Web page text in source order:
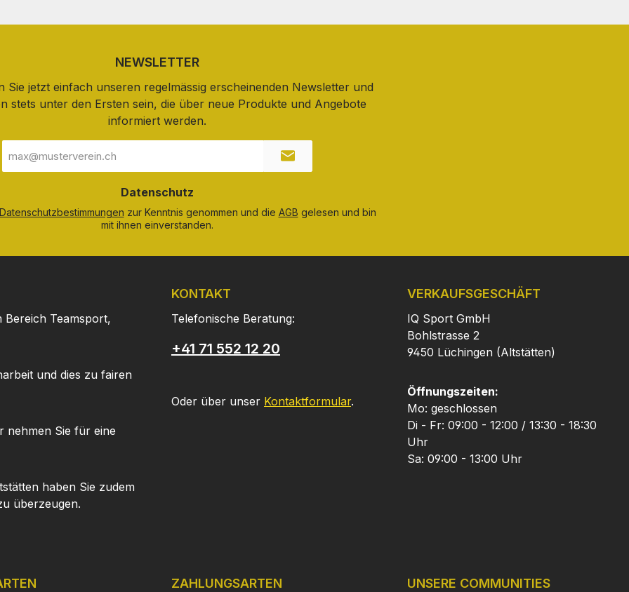
NEWSLETTER
Sie jetzt einfach unseren regelmässig erscheinenden Newsletter und
stets unter den Ersten sein, die über neue Produkte und Angebote
informiert werden.
Mail-
Adresse
Datenschutz
Datenschutzbestimmungen zur Kenntnis genommen und die AGB gelesen und bin
mit ihnen einverstanden.
Bereich Teamsport,
und dies zu fairen
nehmen Sie für eine
haben Sie zudem
überzeugen.
KONTAKT
Telefonische Beratung:
+41 71 552 12 20
Oder über unser Kontaktformular.
VERKAUFSGESCHÄFT
IQ Sport GmbH
Bohlstrasse 2
9450 Lüchingen (Altstätten)
Öffnungszeiten:
Mo: geschlossen
Di - Fr: 09:00 - 12:00 / 13:30 - 18:30
Uhr
Sa: 09:00 - 13:00 Uhr
ZAHLUNGSARTEN UNSERE COMMUNITIES